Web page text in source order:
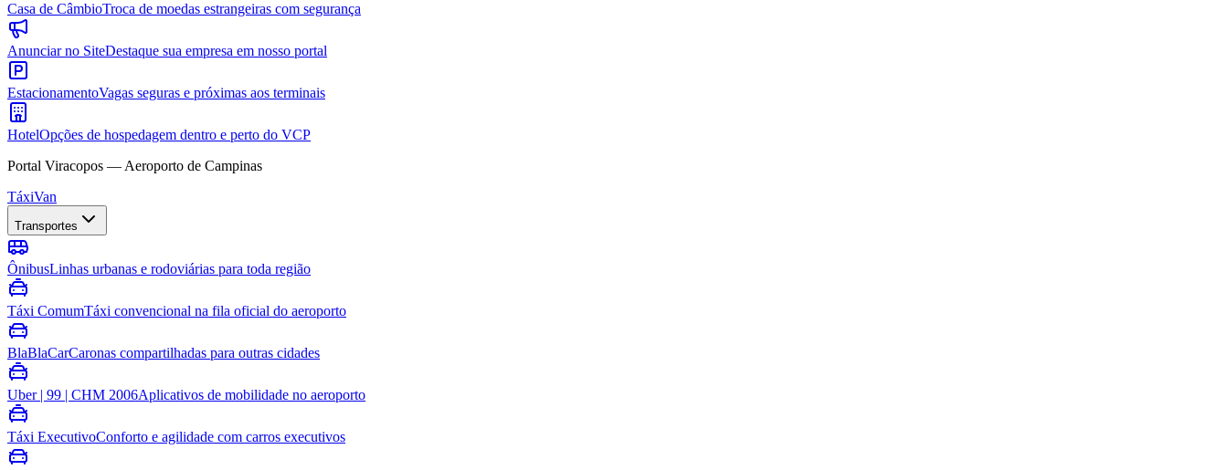
Casa de CâmbioTroca de moedas estrangeiras com segurança
Anunciar no SiteDestaque sua empresa em nosso portal
EstacionamentoVagas seguras e próximas aos terminais
HotelOpções de hospedagem dentro e perto do VCP
Portal Viracopos — Aeroporto de Campinas
TáxiVan
Transportes
ÔnibusLinhas urbanas e rodoviárias para toda região
Táxi ComumTáxi convencional na fila oficial do aeroporto
BlaBlaCarCaronas compartilhadas para outras cidades
Uber | 99 | CHM 2006Aplicativos de mobilidade no aeroporto
Táxi ExecutivoConforto e agilidade com carros executivos